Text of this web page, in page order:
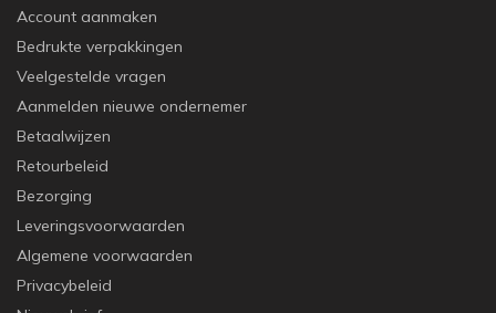
Account aanmaken
Bedrukte verpakkingen
Veelgestelde vragen
Aanmelden nieuwe ondernemer
Betaalwijzen
Retourbeleid
Bezorging
Leveringsvoorwaarden
Algemene voorwaarden
Privacybeleid